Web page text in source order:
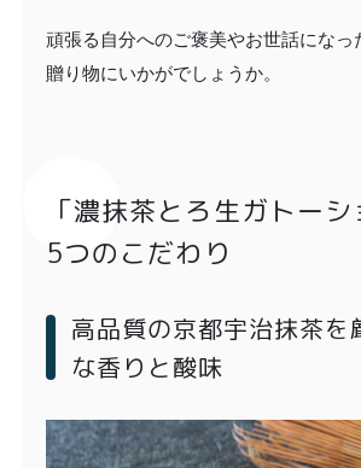
頑張る自分へのご褒美やお世話になっ
贈り物にいかがでしょうか。
「濃抹茶とろ生ガトー
5つのこだわり
高品質の京都宇治抹茶を
な香りと酸味